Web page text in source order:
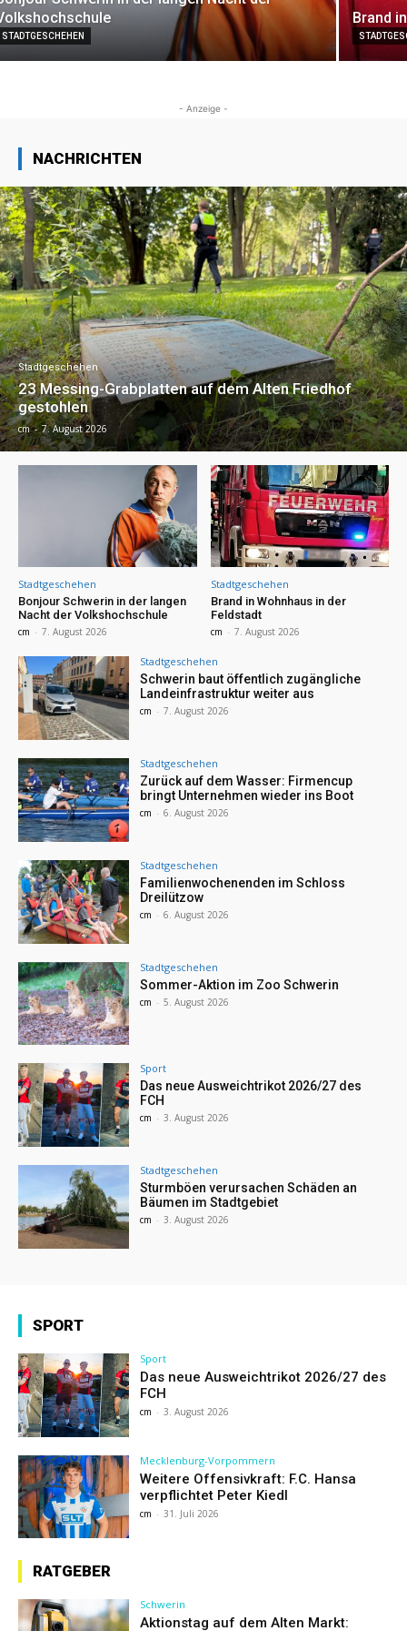
STADTGESCHEHEN
Brand
- Anzeige -
NACHRICHTEN
Stadtgeschehen
23 Messing-Grabplatten auf dem Alten Friedhof
gestohlen
cm - 7. August 2026
Stadtgeschehen
Bonjour Schwerin in der langen
Nacht der Volkshochschule
cm - 7. August 2026
Stadtgeschehen
Brand in Wohnhaus in der
Feldstadt
cm - 7. August 2026
Stadtgeschehen
Schwerin baut öffentlich zugängliche
Landeinfrastruktur weiter aus
cm - 7. August 2026
Stadtgeschehen
Zurück auf dem Wasser: Firmencup
bringt Unternehmen wieder ins Boot
cm - 6. August 2026
Stadtgeschehen
Familienwochenenden im Schloss
Dreilützow
cm - 6. August 2026
Stadtgeschehen
Sommer-Aktion im Zoo Schwerin
cm - 5. August 2026
Sport
Das neue Ausweichtrikot 2026/27 des
FCH
cm - 3. August 2026
Stadtgeschehen
Sturmböen verursachen Schäden an
Bäumen im Stadtgebiet
cm - 3. August 2026
SPORT
Sport
Das neue Ausweichtrikot 2026/27 des
FCH
cm - 3. August 2026
Mecklenburg-Vorpommern
Weitere Offensivkraft: F.C. Hansa
verpflichtet Peter Kiedl
cm - 31. Juli 2026
RATGEBER
Schwerin
Aktionstag auf dem Alten Markt: